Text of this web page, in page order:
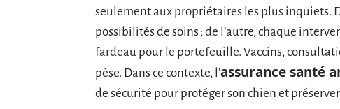
seulement aux propriétaires les plus inquiets.
possibilités de soins ; de l’autre, chaque
fardeau pour le portefeuille. Vaccins,
pèse. Dans ce contexte, l’assurance santé
de sécurité pour protéger son chien et